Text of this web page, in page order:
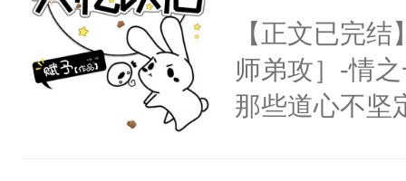
笑）：“小样
三：狌狌世
《山海经》的
与轻轻的抚
纠缠的转身
牙切齿，愤愤
为了他的钱才
【正文已完
师弟攻］-情
那些道心不坚